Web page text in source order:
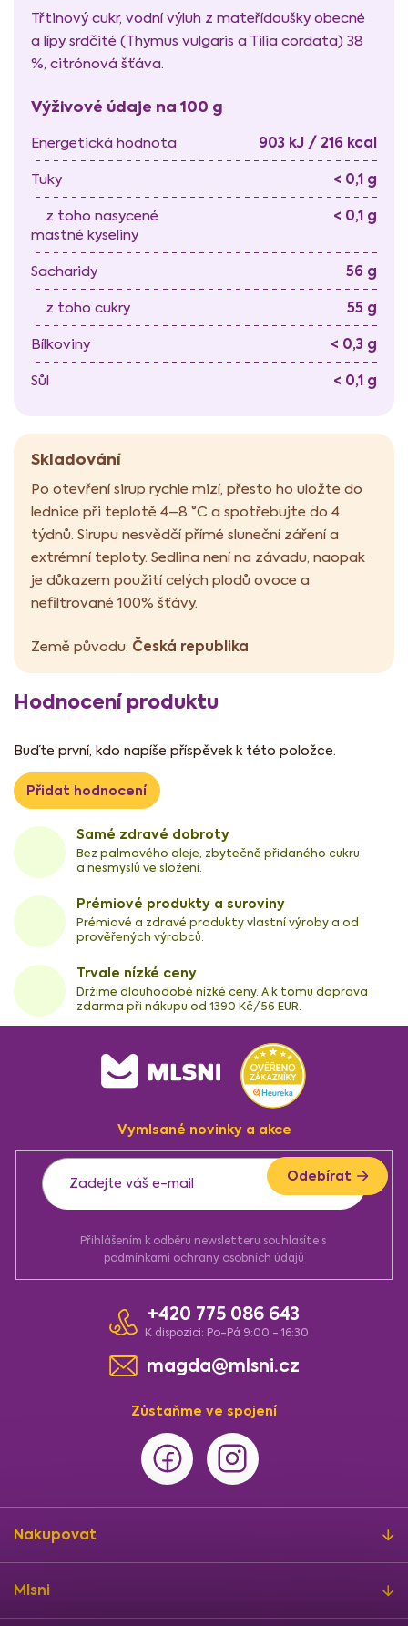
Samé zdravé dobroty
Bez palmového oleje, zbytečně přidaného cukru
a nesmyslů ve složení.
Prémiové produkty a suroviny
Prémiové a zdravé produkty vlastní výroby a od
prověřených výrobců.
Trvale nízké ceny
Držíme dlouhodobě nízké ceny. A k tomu doprava
zdarma při nákupu od 1390 Kč/56 EUR.
Třtinový cukr, vodní výluh z mateřídoušky obecné
a lípy srdčité (Thymus vulgaris a Tilia cordata) 38
%, citrónová šťáva.
Výživové údaje na 100 g
Energetická hodnota 903 kJ / 216 kcal
Tuky < 0,1 g
z toho nasycené
mastné kyseliny
< 0,1 g
Sacharidy 56 g
z toho cukry 55 g
Bílkoviny < 0,3 g
Sůl < 0,1 g
Skladování
Po otevření sirup rychle mizí, přesto ho uložte do
lednice při teplotě 4–8 °C a spotřebujte do 4
týdnů. Sirupu nesvědčí přímé sluneční záření a
extrémní teploty. Sedlina není na závadu, naopak
je důkazem použití celých plodů ovoce a
nefiltrované 100% šťávy.
Země původu: Česká republika
Hodnocení produktu
Buďte první, kdo napíše příspěvek k této položce.
Přidat hodnocení
Vymlsané novinky a akce
Přihlášením k odběru newsletteru souhlasíte s
podmínkami ochrany osobních údajů
Odebírat
Zůstaňme ve spojení
+420 775 086 643
K dispozici: Po-Pá 9:00 - 16:30
magda@mlsni.cz
Nakupovat
Mlsni